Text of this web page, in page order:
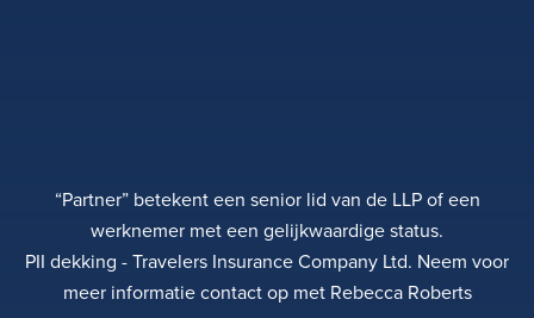
“Partner” betekent een senior lid van de LLP of een
werknemer met een gelijkwaardige status.
PII dekking - Travelers Insurance Company Ltd. Neem voor
meer informatie contact op met Rebecca Roberts